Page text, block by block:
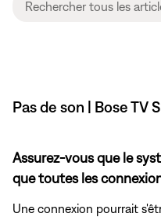
Pas de son | Bose TV
Assurez-vous que le
que toutes les
Une connexion pourrait